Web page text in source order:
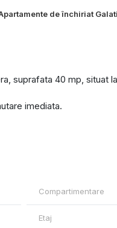
de închiriat
suprafata 40 mp, situat
imediata.
Compartimentare
Etaj